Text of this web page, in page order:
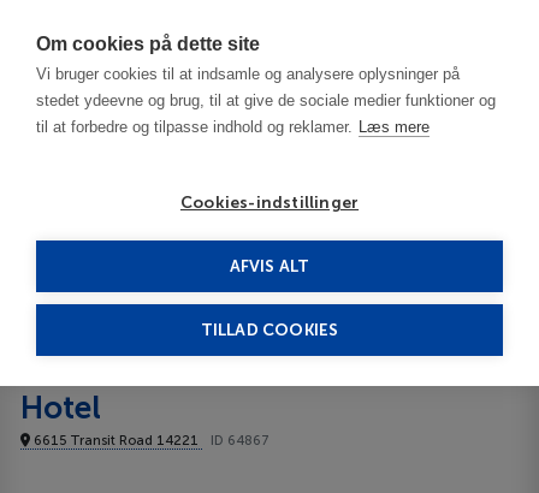
Om cookies på dette site
Vi bruger cookies til at indsamle og analysere oplysninger på
stedet ydeevne og brug, til at give de sociale medier funktioner og
til at forbedre og tilpasse indhold og reklamer. Læs mere
Cookies-indstillinger
AFVIS ALT
TILLAD COOKIES
Salvatore's Garden Place Hotel 3***
Hotel
6615 Transit Road 14221 ID 64867